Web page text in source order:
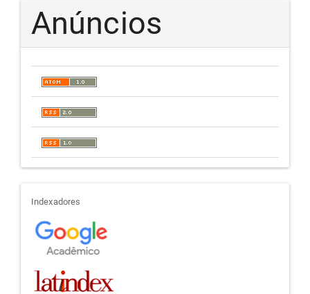
Anúncios
indexadores
Indexadores